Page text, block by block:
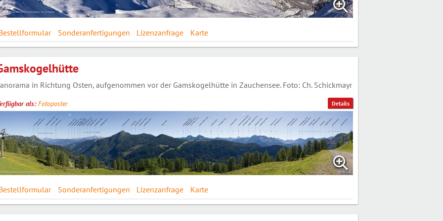
Sonderanfertigungen Lizenzanfrage Karte
Details
in Richtung Osten, aufgenommen vor der Gamskogelhütte in Zauchensee. Foto: Ch. Schickmayr
als:Fotoposter
Sonderanfertigungen Lizenzanfrage Karte